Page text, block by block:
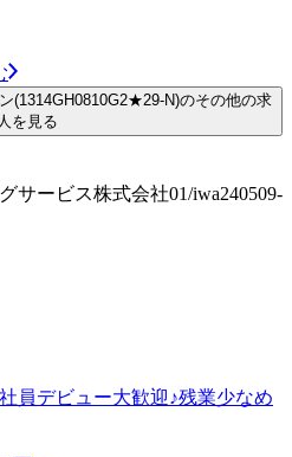
(1314GH0810G2★29-N)のその他の求
人を見る
サービス株式会社01/iwa240509-
デビュー大歓迎♪残業少なめ